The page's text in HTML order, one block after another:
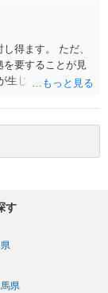
得ます。 ただ、
要することが見
生じていない以
い。 上記、ご参考
す
県